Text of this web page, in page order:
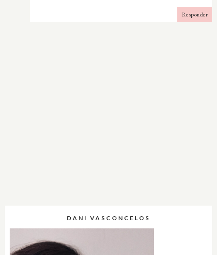
Responder
DANI VASCONCELOS